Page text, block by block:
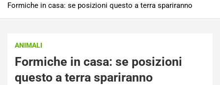
Formiche in casa: se posizioni questo a terra spariranno
ANIMALI
Formiche in casa: se posizioni
questo a terra spariranno